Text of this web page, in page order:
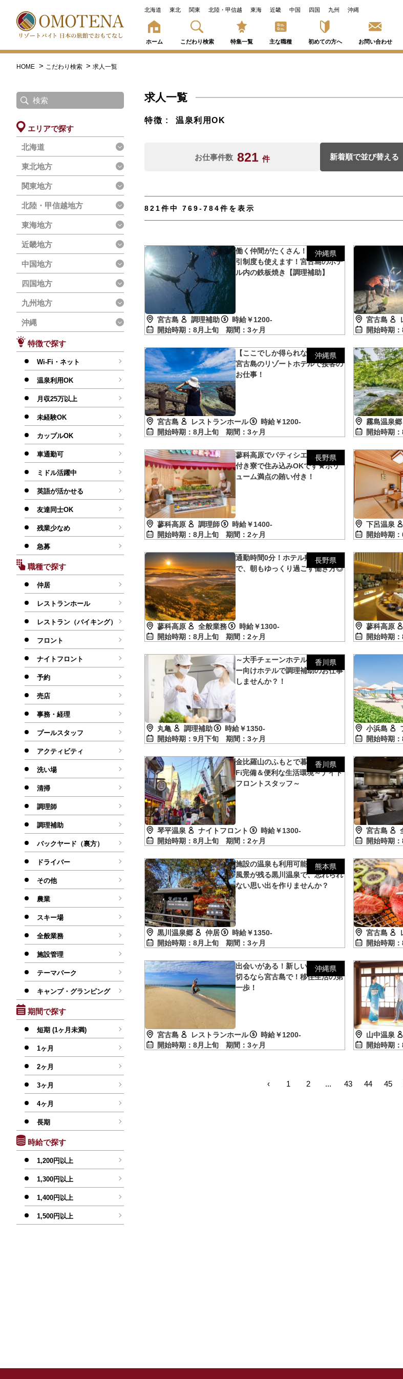
北海道 東北 関東 北陸・甲信越 東海 近畿 中国 四国 九州 沖縄
ホーム こだわり検索 特集一覧 主な職種 初めての方へ お問い合わせ
HOME こだわり検索 求人一覧
エリアで探す
北海道
東北地方
関東地方
北陸・甲信越地方
東海地方
近畿地方
中国地方
四国地方
九州地方
沖縄
特徴で探す
Wi-Fi・ネット
温泉利用OK
月収25万以上
未経験OK
カップルOK
車通勤可
ミドル活躍中
英語が活かせる
友達同士OK
残業少なめ
急募
職種で探す
仲居
レストランホール
レストラン（バイキング）
フロント
ナイトフロント
予約
売店
事務・経理
プールスタッフ
アクティビティ
洗い場
清掃
調理師
調理補助
バックヤード（裏方）
ドライバー
その他
農業
スキー場
全般業務
施設管理
テーマパーク
キャンプ・グランピング
期間で探す
短期 (1ヶ月未満)
1ヶ月
2ヶ月
3ヶ月
4ヶ月
長期
時給で探す
1,200円以上
1,300円以上
1,400円以上
1,500円以上
求人一覧
特徴 温泉利用OK
お仕事件数 821件
821件中 769-784件を表示
沖縄県
働く仲間がたくさん！施設内の割
引制度も使えます！宮古島のホテ
ル内の鉄板焼き【調理補助】
宮古島 調理補助
時給￥1200-
開始時期：8月上旬 期間：3ヶ月
宮古島
開始時期
沖縄県
【ここでしか得られない体験！】
宮古島のリゾートホテルで接客の
お仕事！
宮古島 レストランホール
時給￥1200-
開始時期：8月上旬 期間：3ヶ月
霧島温泉郷
開始時期
長野県
蓼科高原でパティシエ募集！温泉
付き寮で住み込みOKです★ボリ
ューム満点の賄い付き！
蓼科高原 調理師
時給￥1400-
開始時期：8月上旬 期間：2ヶ月
下呂温泉
開始時期
長野県
通勤時間0分！ホテル敷地内の寮
で、朝もゆっくり過ごす働き方◎
蓼科高原 全般業務
時給￥1300-
開始時期：8月上旬 期間：2ヶ月
蓼科高原
開始時期
香川県
～大手チェーンホテル～ファミリ
ー向けホテルで調理補助のお仕事
しませんか？！
丸亀 調理補助
時給￥1350-
開始時期：9月下旬 期間：3ヶ月
小浜島
開始時期
香川県
金比羅山のふもとで暮らす！Wi-
Fi完備＆便利な生活環境～ナイト
フロントスタッフ～
琴平温泉 ナイトフロント
時給￥1300-
開始時期：8月上旬 期間：2ヶ月
宮古島
開始時期
熊本県
施設の温泉も利用可能！日本の原
風景が残る黒川温泉で、忘れられ
ない思い出を作りませんか？
黒川温泉郷 仲居
時給￥1350-
開始時期：8月上旬 期間：3ヶ月
宮古島
開始時期
沖縄県
出会いがある！新しいスタートを
切るなら宮古島で！移住生活の第
一歩！
宮古島 レストランホール
時給￥1200-
開始時期：8月上旬 期間：3ヶ月
山中温泉
開始時期
‹ 1 2 ... 43 44 45